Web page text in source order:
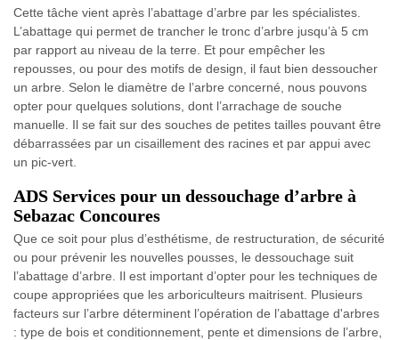
Cette tâche vient après l’abattage d’arbre par les spécialistes.
L’abattage qui permet de trancher le tronc d’arbre jusqu’à 5 cm
par rapport au niveau de la terre. Et pour empêcher les
repousses, ou pour des motifs de design, il faut bien dessoucher
un arbre. Selon le diamètre de l’arbre concerné, nous pouvons
opter pour quelques solutions, dont l’arrachage de souche
manuelle. Il se fait sur des souches de petites tailles pouvant être
débarrassées par un cisaillement des racines et par appui avec
un pic-vert.
ADS Services pour un dessouchage d’arbre à
Sebazac Concoures
Que ce soit pour plus d’esthétisme, de restructuration, de sécurité
ou pour prévenir les nouvelles pousses, le dessouchage suit
l’abattage d’arbre. Il est important d’opter pour les techniques de
coupe appropriées que les arboriculteurs maitrisent. Plusieurs
facteurs sur l’arbre déterminent l’opération de l’abattage d'arbres
: type de bois et conditionnement, pente et dimensions de l’arbre,